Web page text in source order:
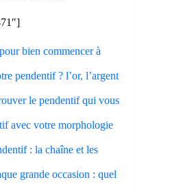
bien commencer à
pendentif ? l’or, l’argent
le pendentif qui vous
avec votre morphologie
: la chaîne et les
grande occasion : quel